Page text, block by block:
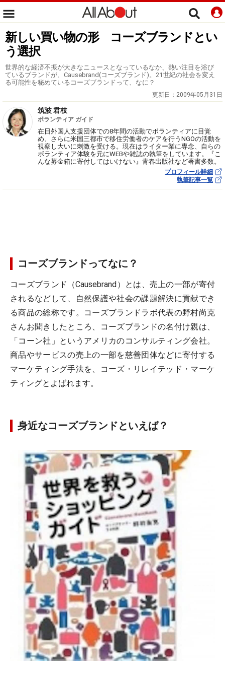
新しい買い物の形 コーズブランドとい
う選択
世界的な経済不振が大きなニュースとなっているなか、熱い注目を浴び
ているブランドが、Causebrand(コーズブランド)。21世紀の社会を変え
る可能性を秘めているコーズブランドって、なに？
更新日： 2009年05月31日
筑波 君枝
ボランティア ガイド
在日外国人支援団体での8年間の活動でボランティアに目覚
め、さらに米国三都市で移住労働者のケアを行うNGOの活動を
視察し大いに刺激を受ける。現在はライター業に専念、自らの
ボランティア体験を元にWEBや雑誌の執筆をしています。『こ
んな募金箱に寄付してはいけない』青春出版社など著書多数。
プロフィール詳細
執筆記事一覧
コーズブランドってなに？
コーズブランド（Causebrand）とは、売上の一部が寄付
されるなどして、自然保護や社会の課題解決に貢献でき
る商品の総称です。コーズブランドラボ代表の野村尚克
さんお聞きしたところ、コーズブランドの名付け親は、
「コーン社」というアメリカのコンサルティング会社。
商品やサービスの売上の一部を慈善団体などに寄付する
マーケティング手法を、コーズ・リレイテッド・マーケ
ティングとよばれます。
身近なコーズブランドといえば？